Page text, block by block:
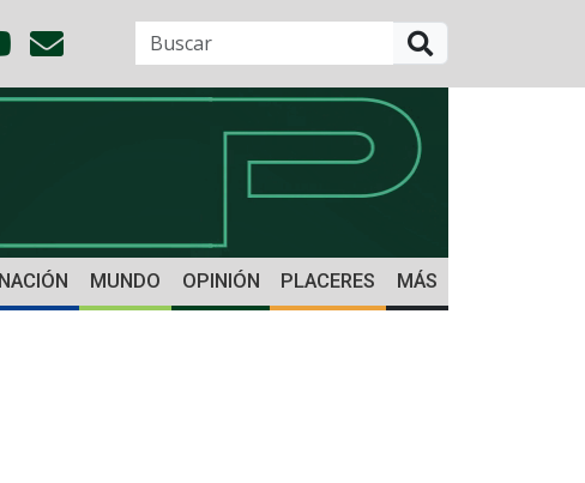
NACIÓN MUNDO OPINIÓN PLACERES MÁS